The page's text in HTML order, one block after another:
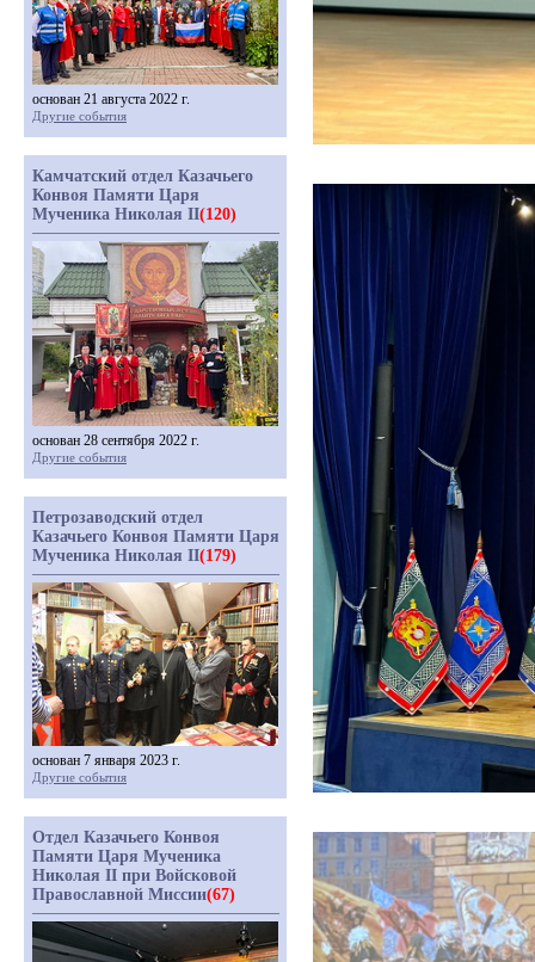
основан 21 августа 2022 г.
Другие события
Камчатский отдел Казачьего
Конвоя Памяти Царя
Мученика Николая II(120)
основан 28 сентября 2022 г.
Другие события
Петрозаводский отдел
Казачьего Конвоя Памяти Царя
Мученика Николая II(179)
основан 7 января 2023 г.
Другие события
Отдел Казачьего Конвоя
Памяти Царя Мученика
Николая II при Войсковой
Православной Миссии(67)